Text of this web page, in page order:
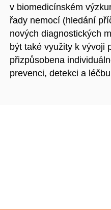
v biomedicínském
řady nemocí (hledání
nových diagnostických
být také využity k vývoji
přizpůsobena
prevenci, detekci a